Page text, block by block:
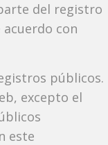
del registro
acuerdo con
públicos.
excepto el
este